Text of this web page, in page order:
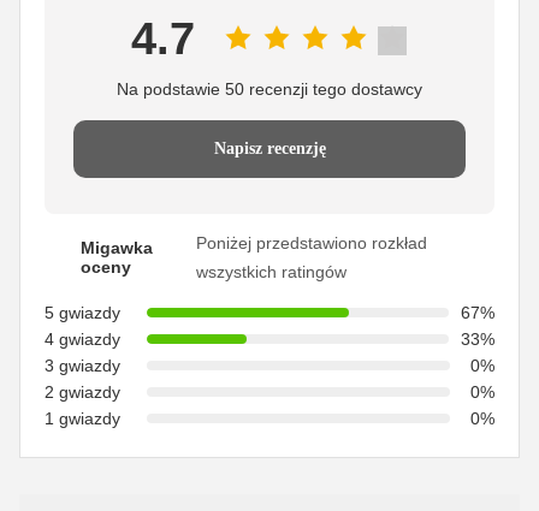
4.7
Na podstawie 50 recenzji tego dostawcy
Napisz recenzję
Migawka
oceny
Poniżej przedstawiono rozkład
wszystkich ratingów
5 gwiazdy
67%
4 gwiazdy
33%
3 gwiazdy
0%
2 gwiazdy
0%
1 gwiazdy
0%